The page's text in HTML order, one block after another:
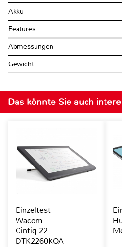
Akku
Features
Abmessungen
Gewicht
Das könnte Sie auch
Einzeltest
Wacom
Cintiq 22
DTK2260KOA